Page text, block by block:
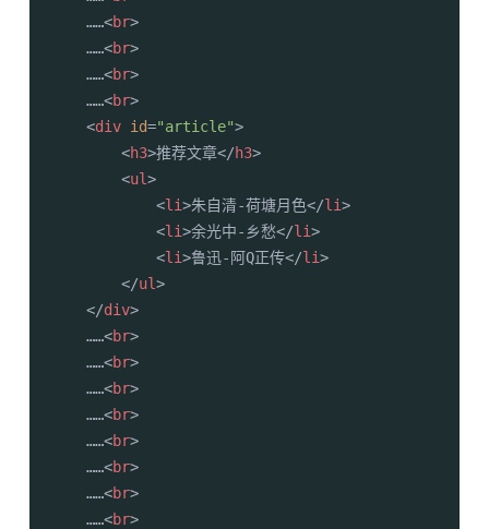
    ……
<br>
    ……
<br>
    ……
<br>
    ……
<br>
<div id="article">
<h3>推荐文章</h3>
<ul>
<li>朱自清-荷塘月色</li>
<li>余光中-乡愁</li>
<li>鲁迅-阿Q正传</li>
</ul>
</div>
    ……
<br>
    ……
<br>
    ……
<br>
    ……
<br>
    ……
<br>
    ……
<br>
    ……
<br>
    ……
<br>